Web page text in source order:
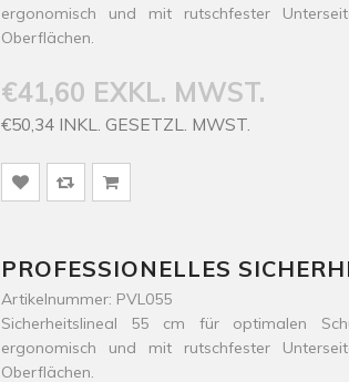
ergonomisch und mit rutschfester
Oberflächen.
€41,60 EXKL. MWST.
€50,34 INKL. GESETZL. MWST.
PROFESSIONELLES
Artikelnummer: PVL055
Sicherheitslineal 55 cm für optimalen
ergonomisch und mit rutschfester
Oberflächen.